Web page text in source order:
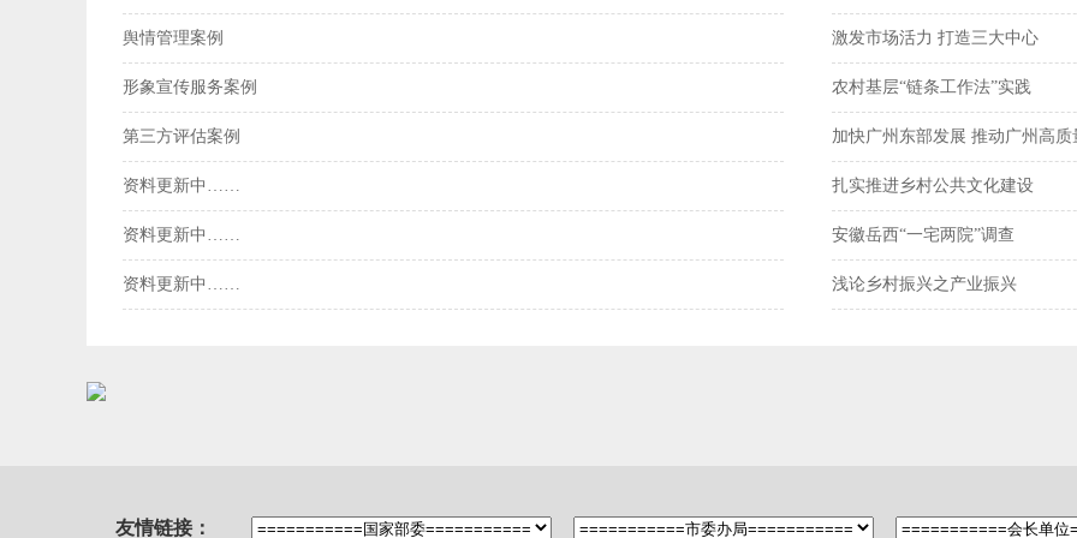
舆情管理案例
形象宣传服务案例
第三方评估案例
资料更新中……
资料更新中……
资料更新中……
激发市场活力 打造三大中心
农村基层“链条工作法”实践
加快广州东部发展 推动广州高质
扎实推进乡村公共文化建设
安徽岳西“一宅两院”调查
浅论乡村振兴之产业振兴
友情链接：